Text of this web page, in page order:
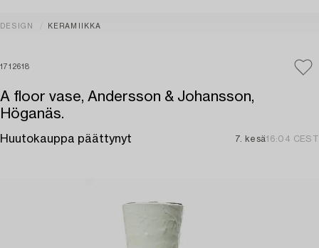
DESIGN KERAMIIKKA
1712618
A floor vase, Andersson & Johansson,
Höganäs.
Huutokauppa päättynyt 7. kesä16:04 CEST